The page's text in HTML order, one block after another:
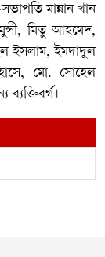
মান্নান খান
মিতু আহমেদ,
ইসলাম, ইমদাদুল
মো. সোহেল